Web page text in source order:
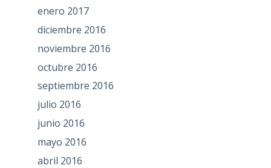
enero 2017
diciembre 2016
noviembre 2016
octubre 2016
septiembre 2016
julio 2016
junio 2016
mayo 2016
abril 2016